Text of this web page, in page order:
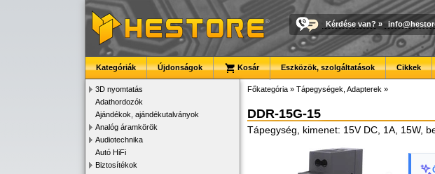
Kérdése van? »
Kategóriák Újdonságok Kosár Eszközök, szolgáltatások Cikkek
3D nyomtatás
Adathordozók
Ajándékok, ajándékutalványok
Analóg áramkörök
Audiotechnika
Autó HiFi
Biztosítékok
Főkategória » Tápegységek, Adapterek »
DDR-15G-15
Tápegység, kimenet: 15V DC, 1A, 15W,